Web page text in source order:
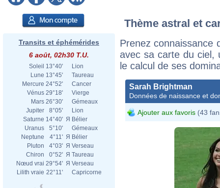
Transits et éphémérides
6 août, 02h30 T.U.
Soleil 13°40'
Lion
Lune 13°45'
Taureau
Mercure 24°52'
Cancer
Vénus 29°18'
Vierge
Mars 26°30'
Gémeaux
Jupiter
8°05'
Lion
Saturne 14°40' Я Bélier
Uranus
5°10'
Gémeaux
Neptune
4°11' Я Bélier
Pluton
4°03' Я Verseau
Chiron
0°52' Я Taureau
Nœud vrai 29°54' Я Verseau
Lilith vraie 22°11' Capricorne
Thème astral et
Prenez connaissance
avec sa carte du ciel,
le calcul de ses
Sarah Brightman
Données de naissance et
Ajouter aux favoris (43